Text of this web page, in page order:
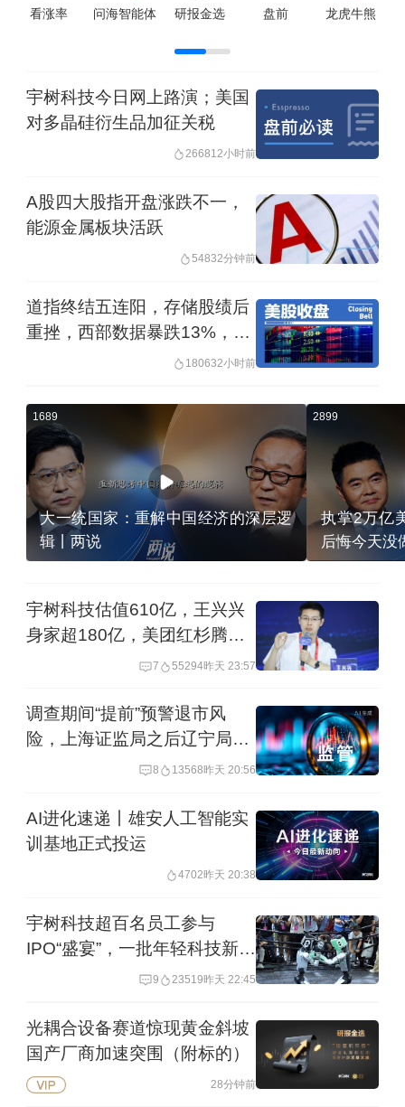
南省纪委监委纪律审查和监察
列亚今年6月当选哥伦比亚新一
看涨率 问海智能体 研报金选 盘前 龙虎牛熊
宇树科技今日网上路演；美国
对多晶硅衍生品加征关税
266812小时前
A股四大股指开盘涨跌不一，
能源金属板块活跃
54832分钟前
道指终结五连阳，存储股绩后
重挫，西部数据暴跌13%，闪
迪跌6.8%，布油反弹近4%
180632小时前
1689
大一统国家：重解中国经济的深层逻
辑丨两说
2899
执掌2万亿
后悔今天没
宇树科技估值610亿，王兴兴
身家超180亿，美团红杉腾讯
7 55294昨天 23:57
调查期间“提前”预警退市风
险，上海证监局之后辽宁局又
8 13568昨天 20:56
AI进化速递丨雄安人工智能实
训基地正式投运
4702昨天 20:38
宇树科技超百名员工参与
IPO“盛宴”，一批年轻科技新贵
9 23519昨天 22:45
光耦合设备赛道惊现黄金斜坡
国产厂商加速突围（附标的）
28分钟前